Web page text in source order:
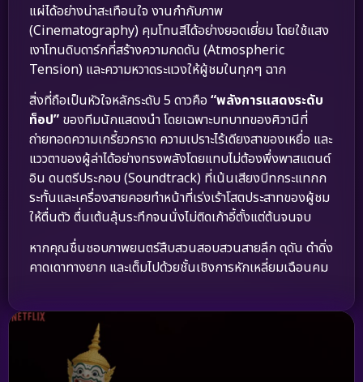
แผ่ได้อย่างน่าสะเทือนใจ งานกำกับภาพ
(Cinematography) คุมโทนสีได้อย่างยอดเยี่ยม โดยใช้แสง
เงาโทนดิบดาร์กที่สร้างความกดดัน (Atmospheric
Tension) และความหวาดระแวงให้ผู้ชมในทุกๆ ฉาก
สิ่งที่ถือเป็นหัวใจหลักระดับ 5 ดาวคือ “พลังการแสดงระดับ
ท็อป” ของทีมนักแสดงนำ โดยเฉพาะบทบาทของศิวานีที่
ถ่ายทอดความเกรี้ยวกราด ความเปราะไร้เดียงสาของเหยื่อ และ
แววตาของผู้ล่าได้อย่างทรงพลังโดยแทบไม่ต้องพึ่งพาสแตนด์
อิน ดนตรีประกอบ (Soundtrack) ที่เน้นเสียงบีทกระแทกก
ระทั้นและเครื่องสายคอยทำหน้าที่เร่งเร้าโสตประสาทของผู้ชม
ให้ตื่นตัว ตื่นเต้นลุ้นระทึกจนนั่งไม่ติดเก้าอี้ตั้งแต่ต้นจนจบ
หากคุณชื่นชอบภาพยนตร์สืบสวนสอบสวนสายลึก ดุดัน ดำดิ่ง
คาดเดาทางยาก และเต็มไปด้วยชั้นเชิงการหักเหลี่ยมเฉือนคม